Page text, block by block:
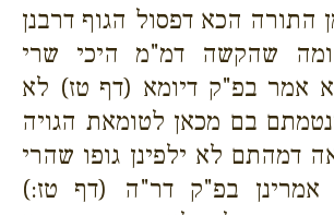
התורה הכא דפסול הגוף דרבנן
שהקשה דמ"מ היכי שרי
אמר בפ"ק דיומא (דף טז) לא
בם מכאן לטומאת הגויה
דמהתם לא ילפינן גופו שהרי
אמרינן בפ"ק דר"ה (דף טז:)